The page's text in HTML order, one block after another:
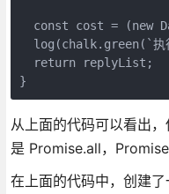
const cost = (new
log(chalk.green(`执
  return replyList;
}
从上面的代码可以看出
是 Promise.all，
在上面的代码中，创建